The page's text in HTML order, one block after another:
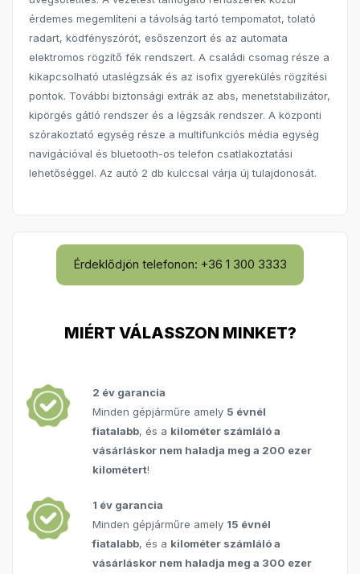
érdemes megemlíteni a távolság tartó tempomatot, tolató
radart, ködfényszórót, esőszenzort és az automata
elektromos rögzítő fék rendszert. A családi csomag része a
kikapcsolható utaslégzsák és az isofix gyerekülés rögzítési
pontok. További biztonsági extrák az abs, menetstabilizátor,
kipörgés gátló rendszer és a légzsák rendszer. A központi
szórakoztató egység része a multifunkciós média egység
navigációval és bluetooth-os telefon csatlakoztatási
lehetőséggel. Az autó 2 db kulccsal várja új tulajdonosát.
Érdeklődjön telefonon: +36 1 300 3333
MIÉRT VÁLASSZON MINKET?
2 év garancia
Minden gépjárműre amely 5 évnél
fiatalabb, és a kilométer számláló a
vásárláskor nem haladja meg a 200 ezer
kilométert!
1 év garancia
Minden gépjárműre amely 15 évnél
fiatalabb, és a kilométer számláló a
vásárláskor nem haladja meg a 300 ezer